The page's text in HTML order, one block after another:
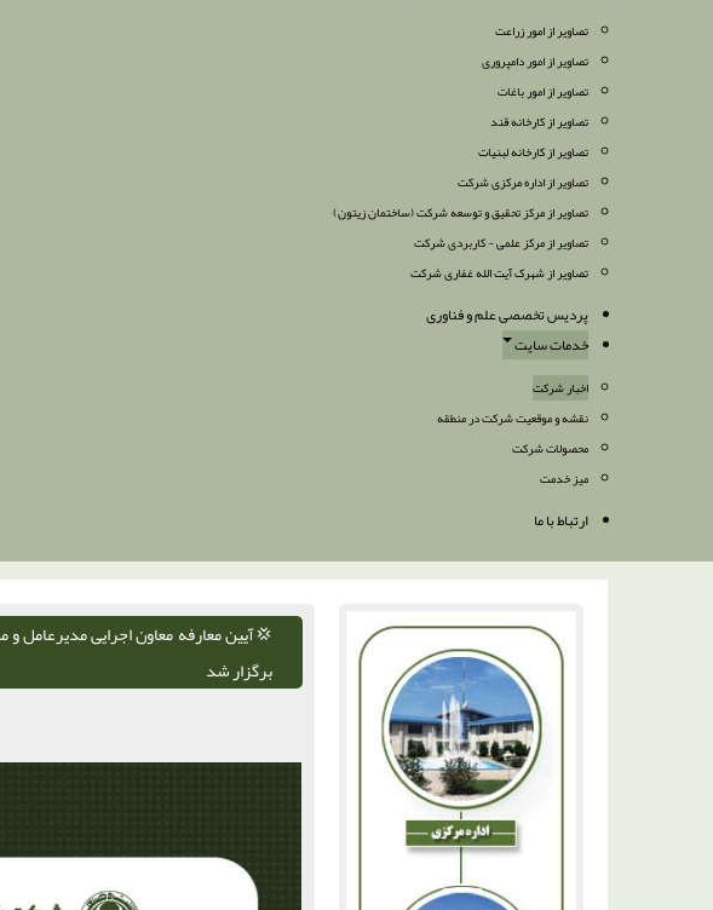
تصاویر از امور زراعت
تصاویر از امور دامپروری
تصاویر از امور باغات
تصاویر از کارخانه قند
تصاویر از کارخانه لبنیات
تصاویر از اداره مرکزی شرکت
تصاویر از مرکز تحقیق و توسعه شرکت (ساختمان زیتون)
تصاویر از مرکز علمی - کاربردی شرکت
تصاویر از شهرک آیت الله غفاری شرکت
پردیس تخصصی علم و فناوری
خدمات سایت
اخبار شرکت
نقشه و موقعیت شرکت در منطقه
محصولات شرکت
میز خدمت
ارتباط با ما
💢آیین معارفه معاون اجرایی مدیرعامل
برگزار شد